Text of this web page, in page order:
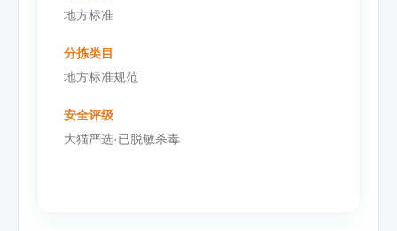
地方标准
分拣类目
地方标准规范
安全评级
大猫严选·已脱敏杀毒